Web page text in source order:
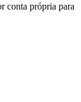
conta própria para